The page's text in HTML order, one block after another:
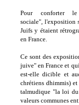
Pour conforter
sociale", l'exposition
Juifs y étaient
en France.
Ce sont des
juive" en France et
est-elle dicible et
chrétiens dhimmis)
talmudique "la loi
valeurs communes